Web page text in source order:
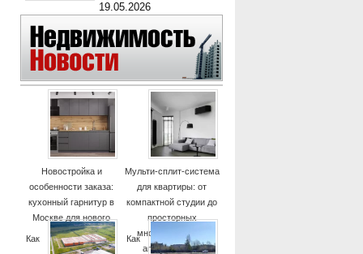
19.05.2026
Новостройка и
особенности заказа:
кухонный гарнитур в
Москве для нового
дома
Мульти-сплит-система
для квартиры: от
компактной студии до
просторных
многокомнатных
апартаментов
Как Как